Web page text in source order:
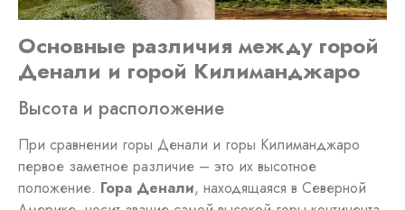
Основные различия между горой
Денали и горой Килиманджаро
Высота и расположение
При сравнении горы Денали и горы Килиманджаро
первое заметное различие – это их высотное
положение. Гора Денали, находящаяся в Северной